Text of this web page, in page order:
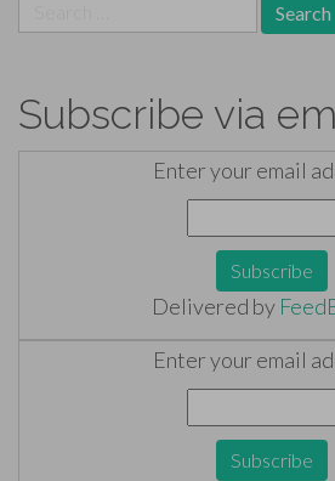
for:
Subscribe via
Enter your email
Delivered by
Enter your email